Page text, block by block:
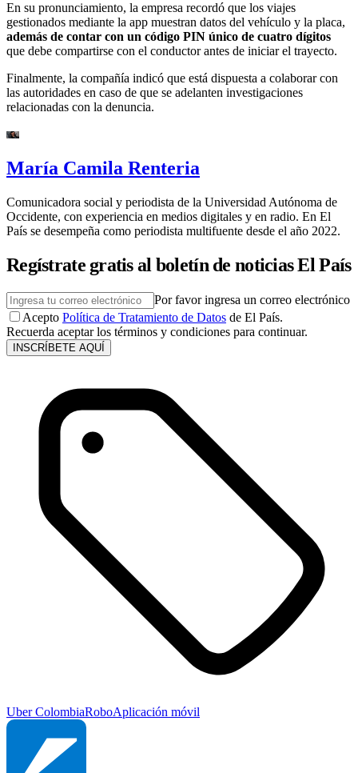
En su pronunciamiento, la empresa recordó que los viajes
gestionados mediante la app muestran datos del vehículo y la placa,
además de contar con un código PIN único de cuatro dígitos
que debe compartirse con el conductor antes de iniciar el trayecto.
Finalmente, la compañía indicó que está dispuesta a colaborar con
las autoridades en caso de que se adelanten investigaciones
relacionadas con la denuncia.
María Camila Renteria
Comunicadora social y periodista de la Universidad Autónoma de
Occidente, con experiencia en medios digitales y en radio. En El
País se desempeña como periodista multifuente desde el año 2022.
Regístrate gratis al boletín de noticias El País
Por favor ingresa un correo electrónico
Acepto Política de Tratamiento de Datos de El País.
Recuerda aceptar los términos y condiciones para continuar.
INSCRÍBETE AQUÍ
Uber ColombiaRoboAplicación móvil